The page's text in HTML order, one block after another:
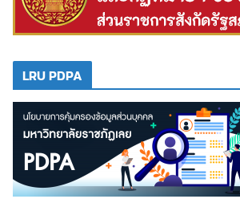
LRU PDPA